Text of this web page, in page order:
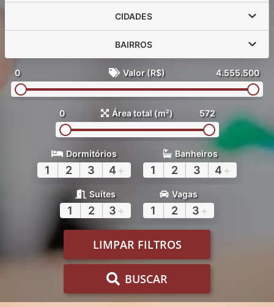
CIDADES
BAIRROS
0 Valor (R$) 4.555.500
0 Área total (m²) 572
Dormitórios
1 2 3 4 +
Banheiros
1 2 3 4 +
Suítes
1 2 3 +
Vagas
1 2 3 +
LIMPAR FILTROS
BUSCAR